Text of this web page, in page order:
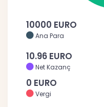
10000 EURO
Ana Para
10.96 EURO
Net Kazanç
0 EURO
Vergi